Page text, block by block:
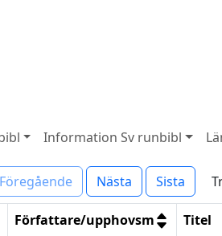
Information Sv runbibl
Föregående Nästa Sista
Författare/upphovsm Titel